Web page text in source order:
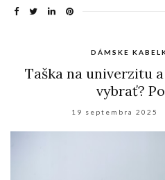
DÁMSKE
Taška na univerzitu
vybrať?
19 septembra 2025